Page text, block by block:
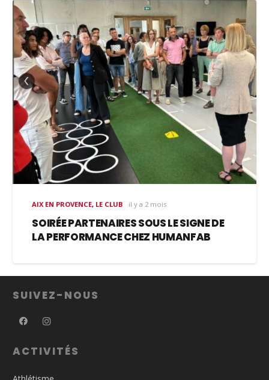
AIX EN PROVENCE, LE CLUB il y a 2 mois
SOIRÉE PARTENAIRES SOUS LE SIGNE DE
LA PERFORMANCE CHEZ HUMANFAB
SUIVEZ-NOUS
ACTIVITÉS